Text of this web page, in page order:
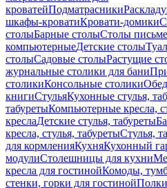
кроватейПодматрасники
шкафы-кроватиКровати-домики
столыБарные столыСтолы
компьютерныеДетские столы
столыСадовые столыРастущие
журнальные столики для бани
столикиКонсольные столики
книгиСтульяКухонные стулья,
табуретыКомпьютерные кресла,
креслаДетские стулья, табуреты
кресла, стулья, табуретыСтулья,
для кормленияКухняКухонный
модулиСтолешницы для кухни
кресла для гостинойКомоды,
стенки, горки для гостиной